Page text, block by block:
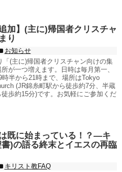
加】(主に)帰国者クリスチャ
り
お知らせ
「(主に)帰国者クリスチャン向けの集
が一つ増えます。日時は毎月第一、
半から21時まで、場所はTokyo
(JR錦糸町駅から徒歩約7分、半蔵
歩約15分)です。お気軽にご参加くだ
既に始まっている！？―キ
書)の語る終末とイエスの再臨
キリスト教FAQ